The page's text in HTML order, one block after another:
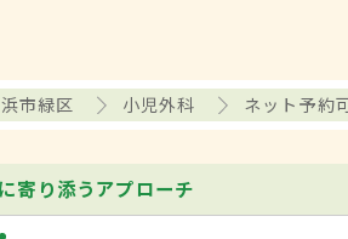
市緑区 小児外科 ネット予約
寄り添うアプローチ